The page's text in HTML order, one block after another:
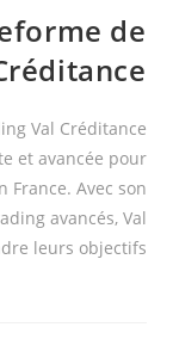
de
Val Créditance
et avancée pour
Avec son
avancés, Val
leurs objectifs...